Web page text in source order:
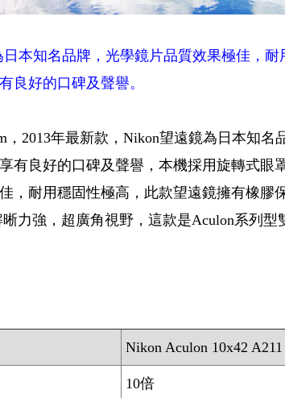
日本知名品牌，光學鏡片品質效果極佳，
良好的口碑及聲譽。
，2013年最新款，Nikon望遠鏡為日本知
有良好的口碑及聲譽，本機採用旋轉式眼
，耐用穩固性極高，此款望遠鏡擁有橡膠
力強，超廣角視野，這款是Aculon系列型
Nikon Aculon 10x42 A211
10倍